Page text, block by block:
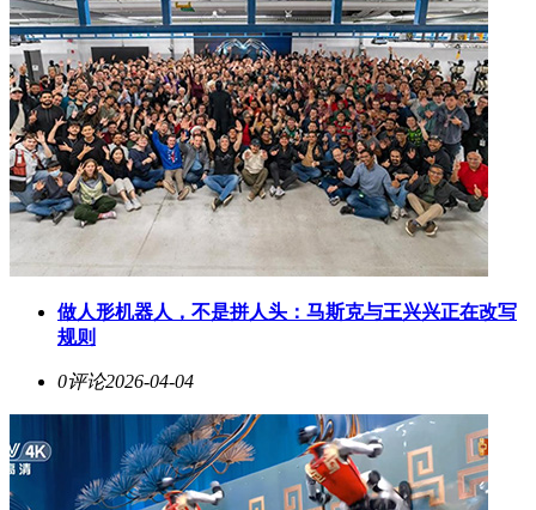
做人形机器人，不是拼人头：马斯克与王兴兴正在改写
规则
0评论2026-04-04